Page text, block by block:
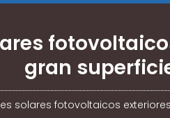
gran
solares fotovoltaicos